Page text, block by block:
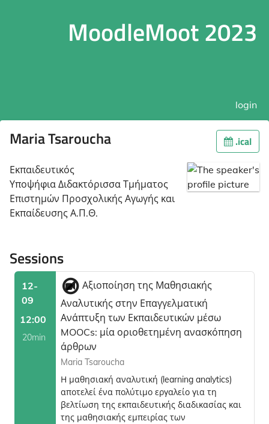
MoodleMoot 2023
login
Maria Tsaroucha .ical
Εκπαιδευτικός
Υποψήφια Διδακτόρισσα Τμήματος
Επιστημών Προσχολικής Αγωγής και
Εκπαίδευσης Α.Π.Θ.
Sessions
12-
09
12:00
20min
Αξιοποίηση της Μαθησιακής
Αναλυτικής στην Επαγγελματική
Ανάπτυξη των Εκπαιδευτικών μέσω
MOOCs: μία οριοθετημένη ανασκόπηση
άρθρων
Maria Tsaroucha
Η μαθησιακή αναλυτική (learning analytics)
αποτελεί ένα πολύτιμο εργαλείο για τη
βελτίωση της εκπαιδευτικής διαδικασίας και
της μαθησιακής εμπειρίας των